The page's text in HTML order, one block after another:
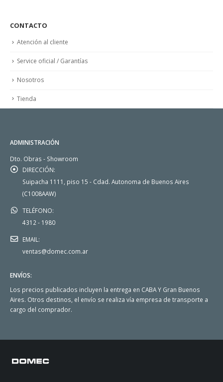
CONTACTO
Atención al cliente
Service oficial / Garantías
Nosotros
Tienda
ADMINISTRACIÓN
Dto. Obras - Showroom
DIRECCIÓN:
Suipacha 1111, piso 15 - Cdad. Autonoma de Buenos Aires
(C1008AAW)
TELÉFONO:
4312 - 1980
EMAIL:
ventas@domec.com.ar
ENVÍOS:
Los precios publicados incluyen la entrega en CABA Y Gran Buenos
Aires. Otros destinos, el envío se realiza vía empresa de transporte a
cargo del comprador.